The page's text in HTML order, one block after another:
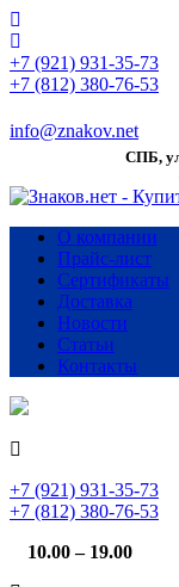
+7 (921) 931-35-73
+7 (812) 380-76-53
info@znakov.net
СПБ,
О компании
Прайс-лист
Сертификаты
Доставка
Новости
Статьи
Контакты
+7 (921) 931-35-73
+7 (812) 380-76-53
10.00 – 19.00